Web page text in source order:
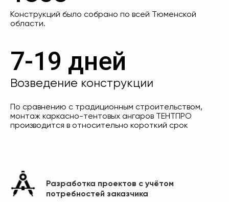
Конструкций было собрано по всей Тюменской
области.
7-19 дней
Возведение конструкции
По сравнению с традиционным строительством,
монтаж каркасно-тентовых ангаров ТЕНТПРО
производится в относительно короткий срок
Разработка проектов с учётом
потребностей заказчика